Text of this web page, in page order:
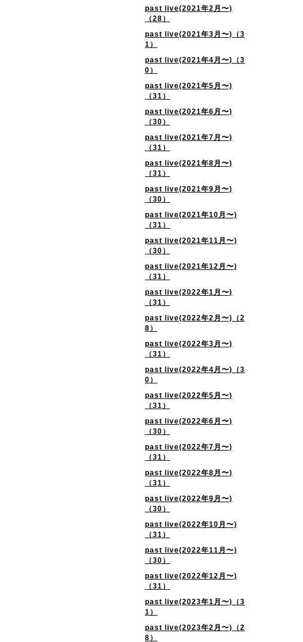
past live(2021年2月〜)
（28）
past live(2021年3月〜)（3
1）
past live(2021年4月〜)（3
0）
past live(2021年5月〜)
（31）
past live(2021年6月〜)
（30）
past live(2021年7月〜)
（31）
past live(2021年8月〜)
（31）
past live(2021年9月〜)
（30）
past live(2021年10月〜)
（31）
past live(2021年11月〜)
（30）
past live(2021年12月〜)
（31）
past live(2022年1月〜)
（31）
past live(2022年2月〜)（2
8）
past live(2022年3月〜)
（31）
past live(2022年4月〜)（3
0）
past live(2022年5月〜)
（31）
past live(2022年6月〜)
（30）
past live(2022年7月〜)
（31）
past live(2022年8月〜)
（31）
past live(2022年9月〜)
（30）
past live(2022年10月〜)
（31）
past live(2022年11月〜)
（30）
past live(2022年12月〜)
（31）
past live(2023年1月〜)（3
1）
past live(2023年2月〜)（2
8）